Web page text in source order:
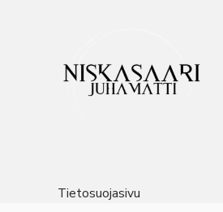
Tietosuojasivu